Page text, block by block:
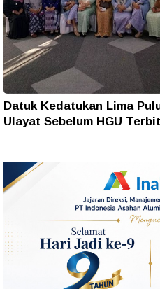
Datuk Kedatukan Lima
Ulayat Sebelum HGU